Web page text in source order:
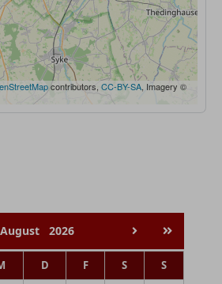
contributors, CC-BY-SA, Imagery ©
August 2026
D F S
S